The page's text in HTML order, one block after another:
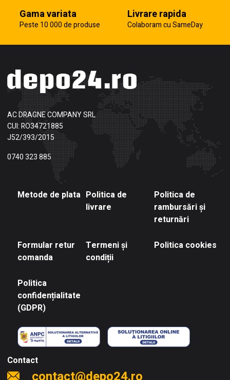
Gama variata
Peste 10 000 de produse
Livrare rapida
Colaboram cu SameDay
AC DRAGNE COMPANY SRL
CUI: RO34721885
J52/393/2015
0740 323 885
Metode de plata Politica de
livrare
Politica de
rambursări și
returnări
Formular retur
comanda
Termeni și
condiții
Politica cookies
Politica
confidențialitate
(GDPR)
Contact